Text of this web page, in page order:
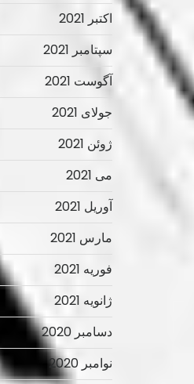
اکتبر 2021
سپتامبر 2021
آگوست 2021
جولای 2021
ژوئن 2021
می 2021
آوریل 2021
مارس 2021
فوریه 2021
ژانویه 2021
دسامبر 2020
نوامبر 2020